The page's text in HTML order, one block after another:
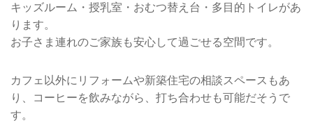
キッズルーム・授乳室・おむつ替え台・多目的トイレがあ
ります。
お子さま連れのご家族も安心して過ごせる空間です。
カフェ以外にリフォームや新築住宅の相談スペースもあ
り、コーヒーを飲みながら、打ち合わせも可能だそうで
す。